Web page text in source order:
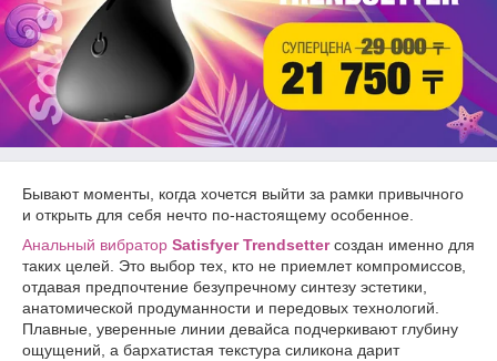
Бывают моменты, когда хочется выйти за рамки привычного
и открыть для себя нечто по-настоящему особенное.
Анальный вибратор Satisfyer Trendsetterсоздан именно для
таких целей. Это выбор тех, кто не приемлет компромиссов,
отдавая предпочтение безупречному синтезу эстетики,
анатомической продуманности и передовых технологий.
Плавные, уверенные линии девайса подчеркивают глубину
ощущений, а бархатистая текстура силикона дарит